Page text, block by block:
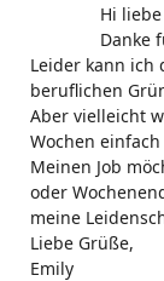
Hi
Danke
Leider kann ich
beruflichen
Aber vielleicht
Wochen
Meinen Job
oder
meine
Liebe Grüße,
Emily